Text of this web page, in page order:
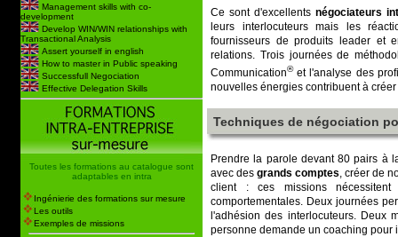
Management skills with co-
development
Develop WIN/WIN relationships with
Transactional Analysis
Assert yourself in english
How to master in Public speaking
Successfull Negociation
Effective Delegation Skills
Toutes les formations au catalogue sont
adaptables en intra
Ingénierie des formations sur mesure
Les outils
Exemples de missions
Ce sont d'excellents négociateurs
leurs interlocuteurs mais les
fournisseurs de produits leader et
relations. Trois journées de
Communication®et l'analyse des
nouvelles énergies contribuent à
Techniques de négociation
Prendre la parole devant 80 pairs à
avec desgrands comptes, créer de
client : ces missions
comportementales. Deux journées
l'adhésion des interlocuteurs. Deux
personne demande un coaching